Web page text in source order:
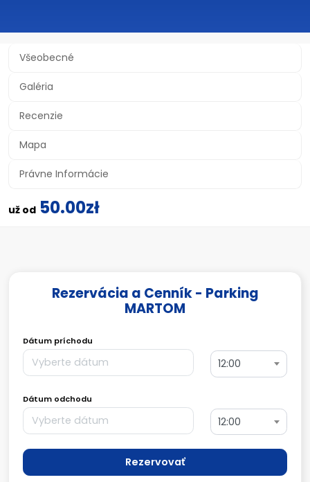
Všeobecné
Galéria
Recenzie
Mapa
Právne Informácie
už od 50.00zł
Rezervácia a Cenník - Parking
MARTOM
Dátum príchodu
12:00
Dátum odchodu
12:00
Rezervovať